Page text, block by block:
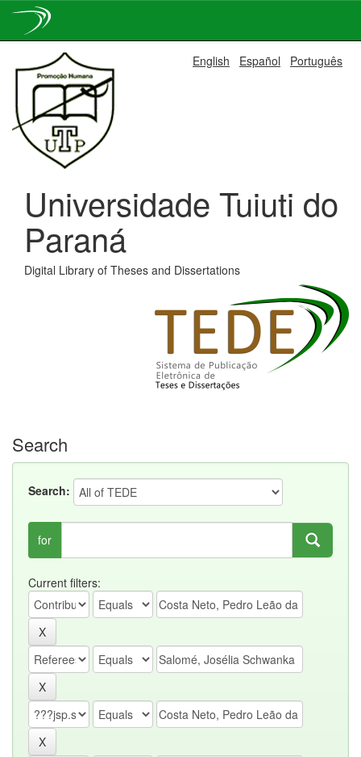
navigation
English Español Português
Universidade Tuiuti do
Paraná
Digital Library of Theses and Dissertations
Search
Search:
for
Current filters: